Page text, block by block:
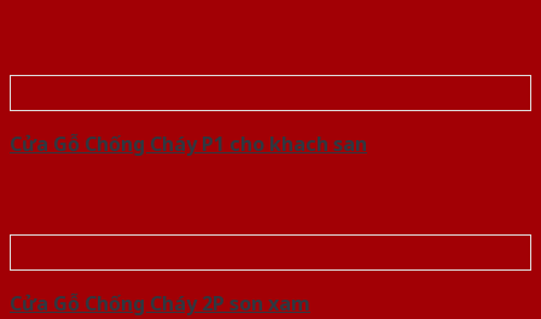
Cửa Gỗ Chống Cháy P1 cho khach san
Cửa Gỗ Chống Cháy 2P son xam